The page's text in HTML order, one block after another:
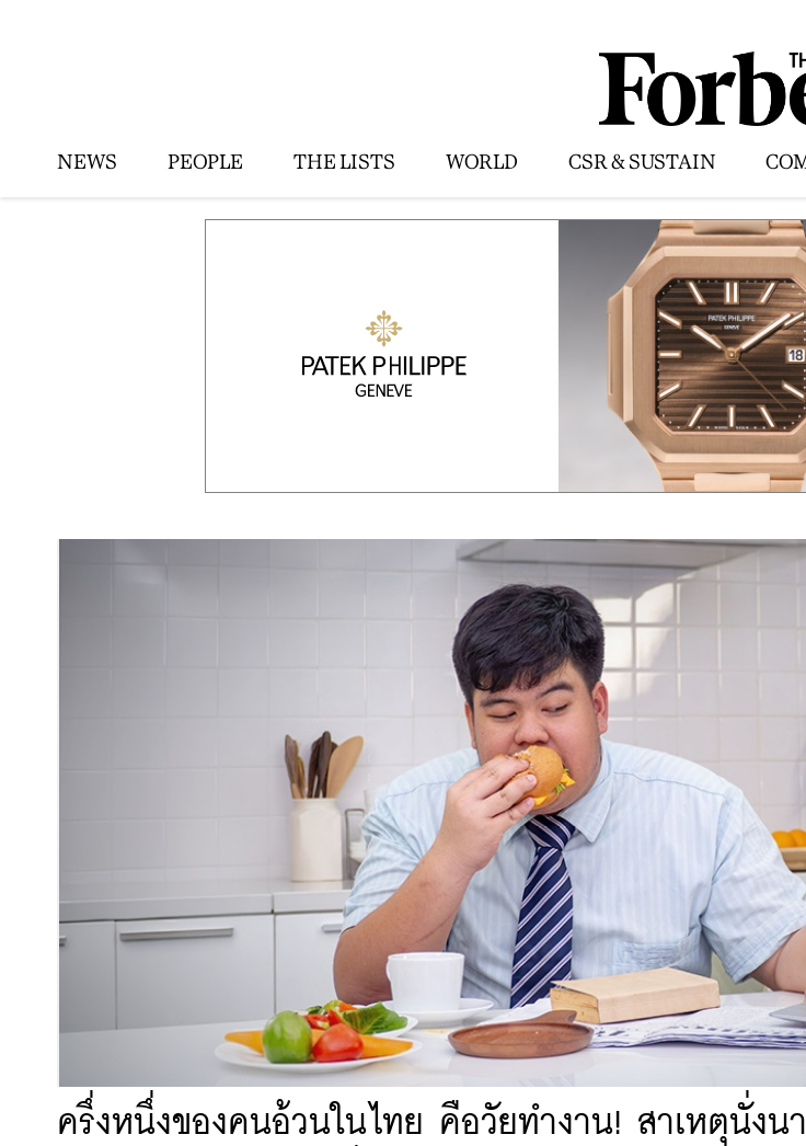
NEWS PEOPLE THE LISTS WORLD CSR & SUSTAIN
ครึ่งหนึ่งของคนอ้วนในไทย คือวัยทำงาน! สาเหตุนั่งน